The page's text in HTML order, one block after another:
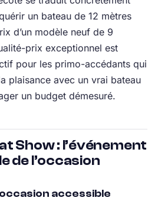
un bateau de 12 mètres
d’un modèle neuf de 9
prix exceptionnel est
pour les primo-accédants qui
plaisance avec un vrai bateau
un budget démesuré.
Show : l’événement
de l’occasion
accessible